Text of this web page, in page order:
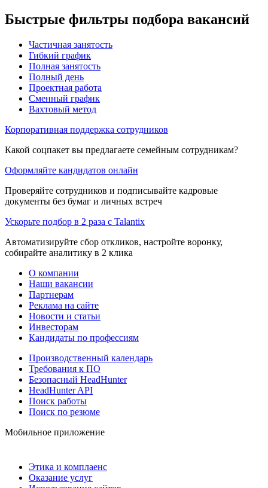
Быстрые фильтры подбора вакансий
Частичная занятость
Гибкий график
Полная занятость
Полный день
Проектная работа
Сменный график
Вахтовый метод
Корпоративная поддержка сотрудников
Какой соцпакет вы предлагаете семейным сотрудникам?
Оформляйте кандидатов онлайн
Проверяйте сотрудников и подписывайте кадровые
документы без бумаг и личных встреч
Ускорьте подбор в 2 раза с Talantix
Автоматизируйте сбор откликов, настройте воронку,
собирайте аналитику в 2 клика
О компании
Наши вакансии
Партнерам
Реклама на сайте
Новости и статьи
Инвесторам
Кандидаты по профессиям
Производственный календарь
Требования к ПО
Безопасный HeadHunter
HeadHunter API
Поиск работы
Поиск по резюме
Мобильное приложение
Этика и комплаенс
Оказание услуг